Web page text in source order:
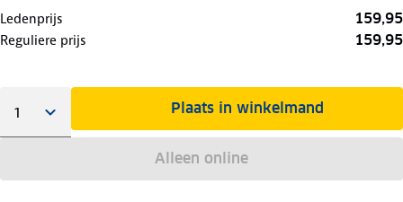
Ledenprijs 159,95
Reguliere prijs 159,95
Plaats in winkelmand
Alleen online